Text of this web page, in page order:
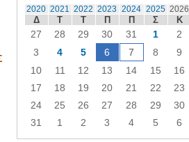
2020 2021 2022 2023 2024 2025 2026
Δ Τ Τ Π Π Σ Κ
27 28 29 30 31 1
2
3
4 5 6 7 8
9
10
11 12 13 14 15
16
17
18 19 20 21 22
23
24
25 26 27 28 29
30
31
1 2 3 4 5 6